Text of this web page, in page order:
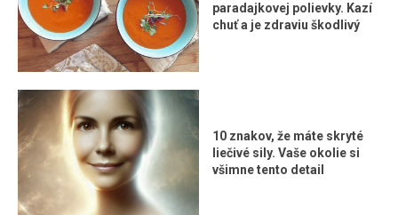
paradajkovej polievky. Kazí
chuť a je zdraviu škodlivý
10 znakov, že máte skryté
liečivé sily. Vaše okolie si
všimne tento detail